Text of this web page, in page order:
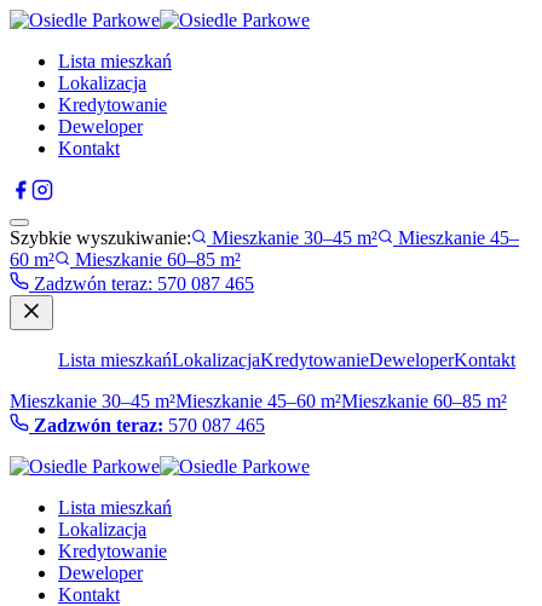
Lista mieszkań
Lokalizacja
Kredytowanie
Deweloper
Kontakt
Szybkie wyszukiwanie: Mieszkanie 30–45 m²
Mieszkanie 45–
60 m²
Mieszkanie 60–85 m²
Zadzwón teraz: 570 087 465
Lista mieszkańLokalizacjaKredytowanieDeweloperKontakt
Mieszkanie 30–45 m²Mieszkanie 45–60 m²Mieszkanie 60–85 m²
Zadzwón teraz: 570 087 465
Lista mieszkań
Lokalizacja
Kredytowanie
Deweloper
Kontakt